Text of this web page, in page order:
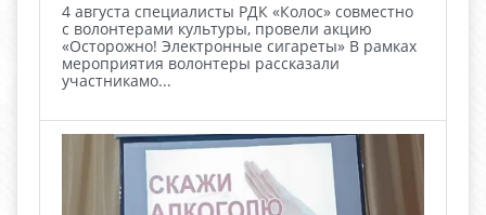
4 августа специалисты РДК «Колос» совместно
с волонтерами культуры, провели акцию
«Осторожно! Электронные сигареты» В рамках
мероприятия волонтеры рассказали
участникамо...